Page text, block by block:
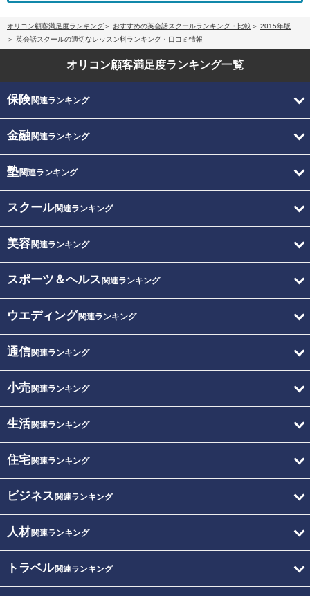
オリコン顧客満足度ランキング おすすめの英会話スクールランキング・比較
2015年版
英会話スクールの適切なレッスン料ランキング・口コミ情報
オリコン顧客満足度ランキング一覧
保険関連ランキング
金融関連ランキング
塾関連ランキング
スクール関連ランキング
美容関連ランキング
スポーツ＆ヘルス 関連ランキング
ウエディング関連ランキング
通信関連ランキング
小売関連ランキング
生活関連ランキング
住宅関連ランキング
ビジネス 関連ランキング
人材関連ランキング
トラベル関連ランキング